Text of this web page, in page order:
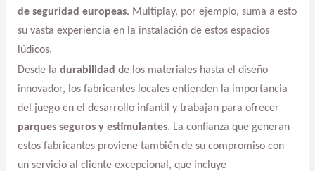
de seguridad europeas. Multiplay, por ejemplo, suma a esto
su vasta experiencia en la instalación de estos espacios
lúdicos.
Desde la durabilidad de los materiales hasta el diseño
innovador, los fabricantes locales entienden la importancia
del juego en el desarrollo infantil y trabajan para ofrecer
parques seguros y estimulantes. La confianza que generan
estos fabricantes proviene también de su compromiso con
un servicio al cliente excepcional, que incluye